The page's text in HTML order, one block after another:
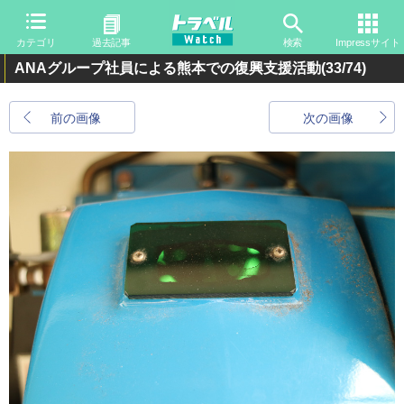
カテゴリ 過去記事 検索 Impressサイト
ANAグループ社員による熊本での復興支援活動(33/74)
前の画像 次の画像